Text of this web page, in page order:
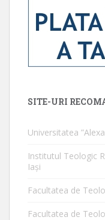
SITE-URI
Universitatea
Institutul Teologic
Iaşi
Facultatea de
Facultatea de